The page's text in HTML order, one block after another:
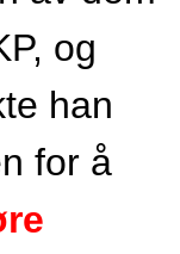
og
han
for å